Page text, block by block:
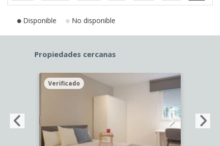
Disponible No disponible
Propiedades cercanas
Verificado